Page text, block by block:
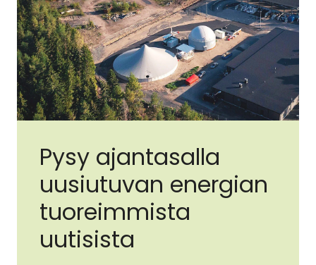
Pysy ajantasalla
uusiutuvan energian
tuoreimmista
uutisista